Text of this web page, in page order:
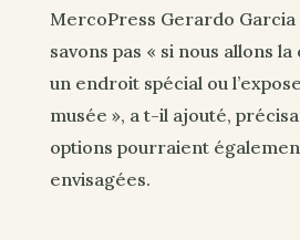
MercoPress Gerardo Garcia
savons pas « si nous allons
un endroit spécial ou
musée », a t-il ajouté,
options pourraient
envisagées.